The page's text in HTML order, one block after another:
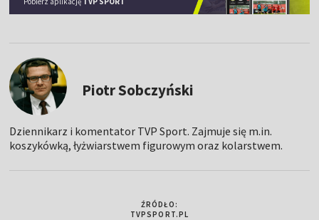
Piotr Sobczyński
Dziennikarz i komentator TVP Sport. Zajmuje się m.in.
koszykówką, łyżwiarstwem figurowym oraz kolarstwem.
ŹRÓDŁO:
TVPSPORT.PL